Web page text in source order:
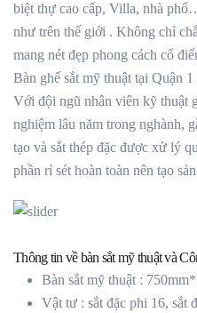
biệt thự cao cấp, Villa, nhà
như trên thế giới . Không chỉ
mang nét đẹp phong cách cổ
Bàn ghế sắt mỹ thuật tại Quận 1
Với đội ngũ nhân viên kỹ thuật
nghiệm lâu năm trong nghành,
tạo và sắt thép đặc được xử lý
phần rỉ sét hoàn toàn nên tạo
Thông tin về bàn sắt mỹ thuật và
Bàn sắt mỹ thuật :
Vật tư : sắt đặc phi 16, sắt